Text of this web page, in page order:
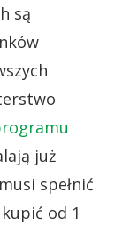
są
już
spełnić
od 1